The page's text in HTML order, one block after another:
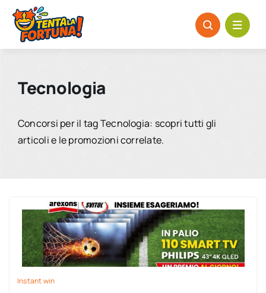
Salta
contenuto
Tecnologia
Concorsi per il tag Tecnologia: scopri tutti gli
articoli e le promozioni correlate.
Instant win